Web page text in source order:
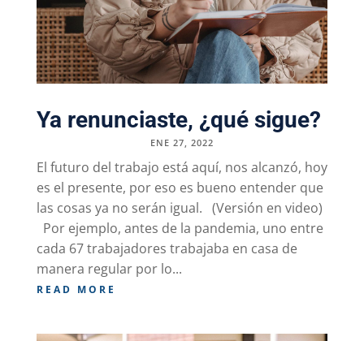
Ya renunciaste, ¿qué sigue?
ENE 27, 2022
El futuro del trabajo está aquí, nos alcanzó, hoy
es el presente, por eso es bueno entender que
las cosas ya no serán igual. (Versión en video)
Por ejemplo, antes de la pandemia, uno entre
cada 67 trabajadores trabajaba en casa de
manera regular por lo...
READ MORE